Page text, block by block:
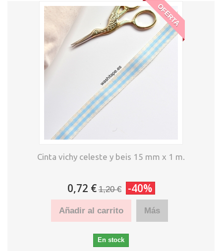
OFERTA
Cinta vichy celeste y beis 15 mm x 1 m.
0,72 € 1,20 € -40%
Añadir al carrito Más
En stock